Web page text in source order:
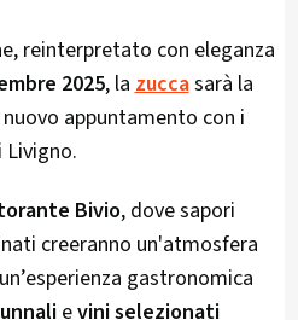
reinterpretato con eleganza
2025, la zuccasarà la
appuntamento con i
Bivio, dove sapori
creeranno un'atmosfera
gastronomica
evini selezionati